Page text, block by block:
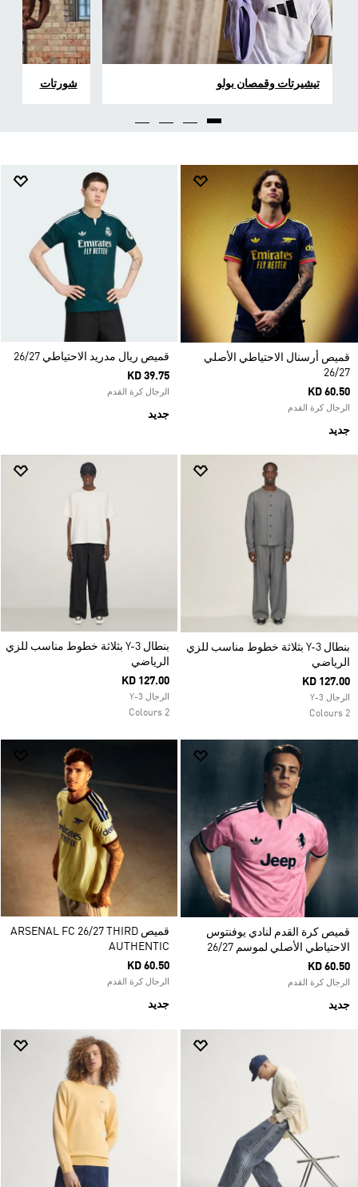
تيشيرتات وقمصان بولو شورتات
قميص أرسنال الاحتياطي الأصلي
26/27
KD 60.50
الرجال كرة القدم
جديد
قميص ريال مدريد الاحتياطي 26/27
KD 39.75
الرجال كرة القدم
جديد
بنطال Y-3 بثلاثة خطوط مناسب للزي
الرياضي
KD 127.00
الرجال Y-3
2 Colours
بنطال Y-3 بثلاثة خطوط مناسب للزي
الرياضي
KD 127.00
الرجال Y-3
2 Colours
قميص كرة القدم لنادي يوفنتوس
الاحتياطي الأصلي لموسم 26/27
KD 60.50
الرجال كرة القدم
جديد
قميص ARSENAL FC 26/27 THIRD
AUTHENTIC
KD 60.50
الرجال كرة القدم
جديد